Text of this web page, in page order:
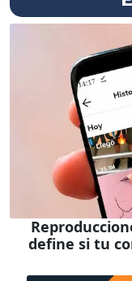
define si tu